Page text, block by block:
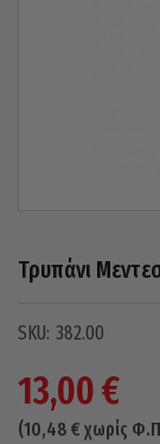
Τρυπάνι
382.00
13,00€
(10,48 € χωρίς